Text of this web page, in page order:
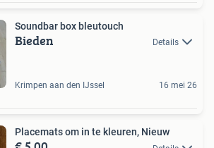
Soundbar box bleutouch
Bieden Details
Krimpen aan den IJssel 16 mei 26
Placemats om in te kleuren, Nieuw